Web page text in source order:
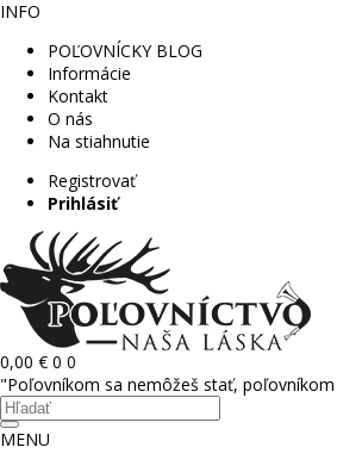
INFO
POĽOVNÍCKY BLOG
Informácie
Kontakt
O nás
Na stiahnutie
Registrovať
Prihlásiť
0,00 € 0 0
"Poľovníkom sa nemôžeš stať,
MENU